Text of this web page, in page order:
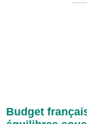
Budget